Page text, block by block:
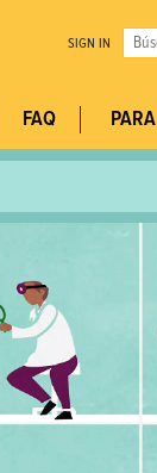
SIGN IN
site
FAQ